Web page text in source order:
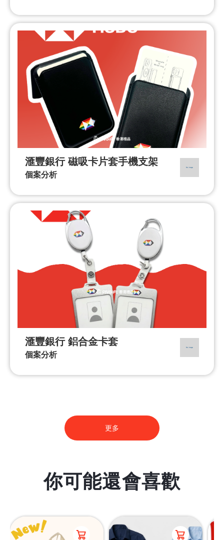
滙豐銀行 磁吸卡片套手機支架
個案分析
滙豐銀行 鋁合金卡套
個案分析
更多
你可能還會喜歡